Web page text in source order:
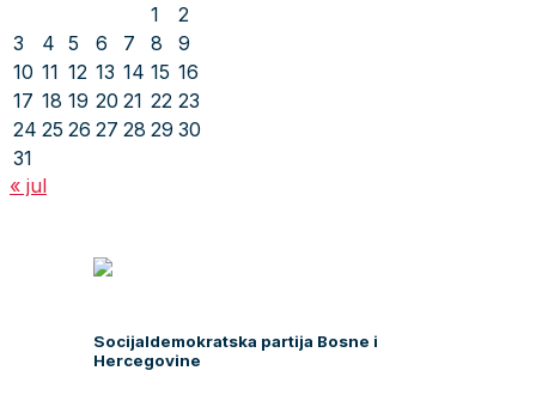
1
2
3
4 5 6 7 8
9
10 11 12 13 14 15 16
17 18 19 20 21 22 23
24 25 26 27 28 29 30
31
« jul
Socijaldemokratska partija Bosne i
Hercegovine